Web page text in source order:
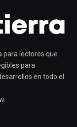
para lectores que
para
en todo el